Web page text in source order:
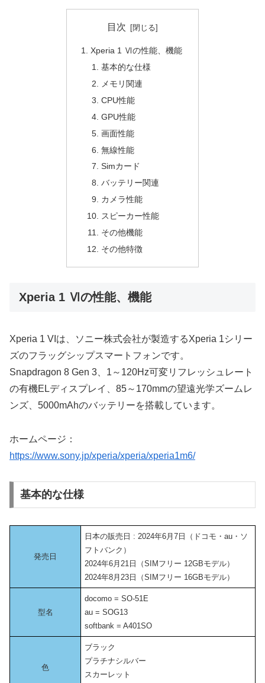
目次
Xperia 1 Ⅵの性能、機能
基本的な仕様
メモリ関連
CPU性能
GPU性能
画面性能
無線性能
Simカード
バッテリー関連
カメラ性能
スピーカー性能
その他機能
その他特徴
Xperia 1 Ⅵの性能、機能
Xperia 1 VIは、ソニー株式会社が製造するXperia 1シリー
ズのフラッグシップスマートフォンです。
Snapdragon 8 Gen 3、1～120Hz可変リフレッシュレート
の有機ELディスプレイ、85～170mmの望遠光学ズームレ
ンズ、5000mAhのバッテリーを搭載しています。
ホームページ：
https://www.sony.jp/xperia/xperia/xperia1m6/
基本的な仕様
発売日
日本の販売日 : 2024年6月7日（ドコモ・au・ソ
フトバンク）
2024年6月21日（SIMフリー 12GBモデル）
2024年8月23日（SIMフリー 16GBモデル）
型名
docomo = SO-51E
au = SOG13
softbank = A401SO
色
ブラック
プラチナシルバー
スカーレット